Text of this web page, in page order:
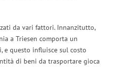
da vari fattori. Innanzitutto,
a Triesen comporta un
questo influisce sul costo
di beni da trasportare gioca